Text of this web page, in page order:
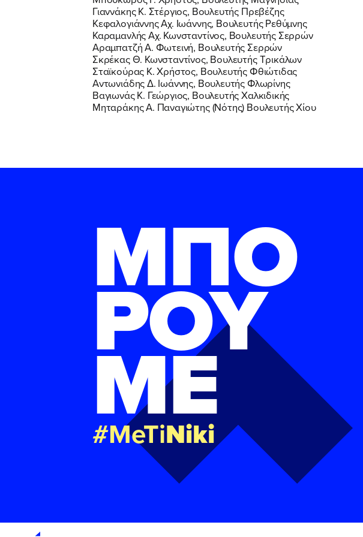
Γιαννάκης Κ. Στέργιος, Βουλευτής Πρεβέζης
Κεφαλογιάννης Αχ. Ιωάννης, Βουλευτής Ρεθύμνης
Καραμανλής Αχ. Κωνσταντίνος, Βουλευτής Σερρών
Αραμπατζή Α. Φωτεινή, Βουλευτής Σερρών
Σκρέκας Θ. Κωνσταντίνος, Βουλευτής Τρικάλων
Σταϊκούρας Κ. Χρήστος, Βουλευτής Φθιώτιδας
Αντωνιάδης Δ. Ιωάννης, Βουλευτής Φλωρίνης
Βαγιωνάς Κ. Γεώργιος, Βουλευτής Χαλκιδικής
Μηταράκης Α. Παναγιώτης (Νότης) Βουλευτής Χίου
ΜΠΟ
ΡΟΥ
ΜΕ
#MeTiNiki